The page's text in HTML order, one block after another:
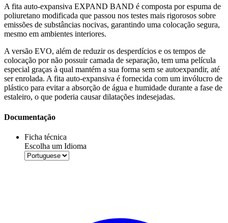
Afita auto-expansiva EXPAND BAND é composta por espuma de
poliuretano modificada que passou nos testes mais rigorosos sobre
emissões de substâncias nocivas, garantindo uma colocação segura,
mesmo em ambientes interiores.
A versão EVO, além de reduzir os desperdícios e os tempos de
colocação por não possuir camada de separação, tem uma película
especial graças à qual mantém a sua forma sem se autoexpandir, até
ser enrolada. Afita auto-expansiva é fornecida com um invólucro de
plástico para evitar a absorção de água e humidade durante a fase de
estaleiro, o que poderia causar dilatações indesejadas.
Documentação
Ficha técnica
Escolha um Idioma